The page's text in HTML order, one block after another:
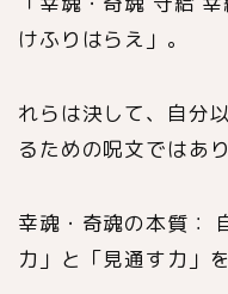
けふりはらえ」。
れらは決して、自分
るための呪文ではあ
幸魂・奇魂の本質：
力」と「見通す力」